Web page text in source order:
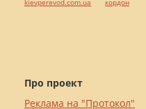
Про проект
Реклама на "Протокол"
kievperevod.com.ua
кордон